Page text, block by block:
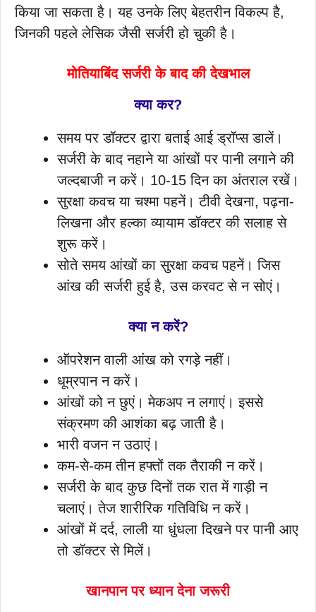
किया जा सकता है। यह उनके लिए बेहतरीन विकल्प है,
जिनकी पहले लेसिक जैसी सर्जरी हो चुकी है।
मोतियाबिंद सर्जरी के बाद की देखभाल
क्या कर?
समय पर डॉक्टर द्वारा बताई आई ड्रॉप्स डालें।
सर्जरी के बाद नहाने या आंखों पर पानी लगाने की
जल्दबाजी न करें। 10-15 दिन का अंतराल रखें।
सुरक्षा कवच या चश्मा पहनें। टीवी देखना, पढ़ना-
लिखना और हल्का व्यायाम डॉक्टर की सलाह से
शुरू करें।
सोते समय आंखों का सुरक्षा कवच पहनें। जिस
आंख की सर्जरी हुई है, उस करवट से न सोएं।
क्या न करें?
ऑपरेशन वाली आंख को रगड़े नहीं।
धूम्रपान न करें।
आंखों को न छुएं। मेकअप न लगाएं। इससे
संक्रमण की आशंका बढ़ जाती है।
भारी वजन न उठाएं।
कम-से-कम तीन हफ्तों तक तैराकी न करें।
सर्जरी के बाद कुछ दिनों तक रात में गाड़ी न
चलाएं। तेज शारीरिक गतिविधि न करें।
आंखों में दर्द, लाली या धुंधला दिखने पर पानी आए
तो डॉक्टर से मिलें।
खानपान पर ध्यान देना जरूरी